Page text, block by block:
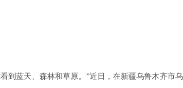
蓝天、森林和草原。”近日，在新疆乌鲁木齐市